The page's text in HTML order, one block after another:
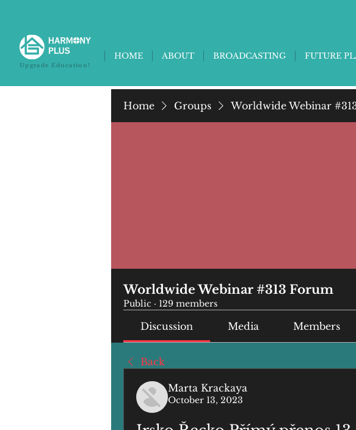
HOME ABOUT BROADCASTING FUTURE
Upgrade Education!
Home Groups Worldwide Webinar
Worldwide Webinar #313 Forum
Public · 129 members
Discussion Media Members
Back
Marta Krackaya
October 13, 2023